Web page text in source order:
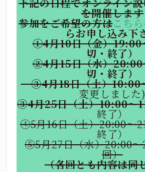
を開催します
参加をご希望の方はこち
らお申し込み下
①4月10日（金）
切・終了）
②4月15日（水）
切・終了）
③4月18日（土）10:00
変更しました)
③4月25日（土）10:00～
終了）
④5月16日（土）20:00～
終了）
⑤5月27日（水）20:00～
回）
（各回とも内容は同